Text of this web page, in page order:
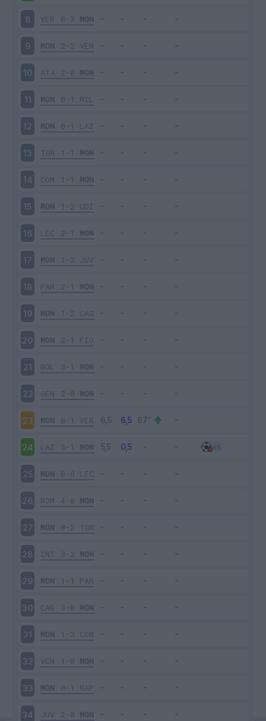
8 VER 0-3 MON
9 MON 2-2 VEN
10 ATA 2-0 MON
11 MON 0-1 MIL
12 MON 0-1 LAZ
13 TOR 1-1 MON
14 COM 1-1 MON
15 MON 1-2 UDI
16 LEC 2-1 MON
17 MON 1-2 JUV
18 PAR 2-1 MON
19 MON 1-2 CAG
20 MON 2-1 FIO
21 BOL 3-1 MON
22 GEN 2-0 MON
23 MON 0-1 VER
24 LAZ 5-1 MON
25 MON 0-0 LEC
26 ROM 4-0 MON
27 MON 0-2 TOR
28 INT 3-2 MON
29 MON 1-1 PAR
30 CAG 3-0 MON
31 MON 1-3 COM
32 VEN 1-0 MON
33 MON 0-1 NAP
34 JUV 2-0 MON